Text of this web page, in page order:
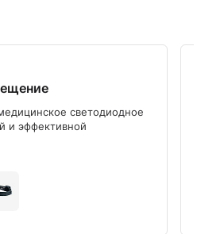
светодиодное
и эффективной